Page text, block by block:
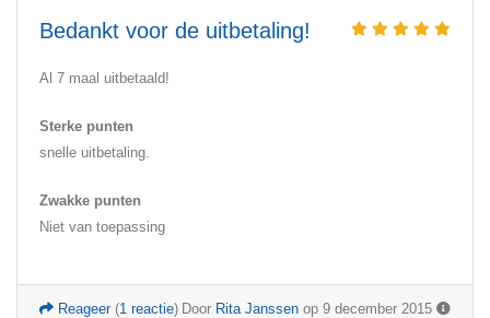
Bedankt voor de uitbetaling!
Al 7 maal uitbetaald!
Sterke punten
snelle uitbetaling.
Zwakke punten
Niet van toepassing
Door Rita Janssen op 9 december 2015
Reageer(1 reactie)